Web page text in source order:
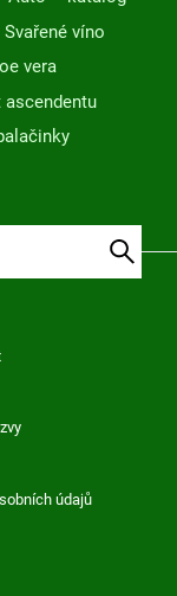
Svařené víno
vera
ascendentu
údajů